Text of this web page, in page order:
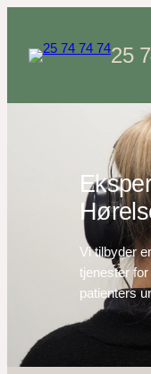
indhold
25
Vi tilbyder
tjenester
patienters